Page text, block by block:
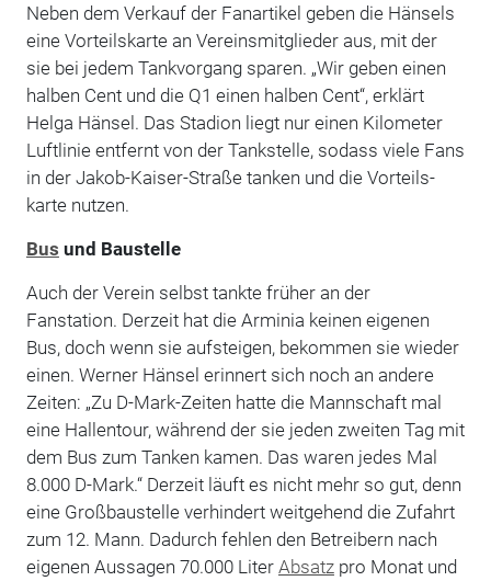
Neben dem Verkauf der Fanartikel geben die Hänsels
eine Vorteilskarte an Vereinsmitglieder aus, mit der
sie bei ­jedem Tankvorgang sparen. „Wir geben einen
halben Cent und die Q1 einen halben Cent“, erklärt
Helga Hänsel. Das Stadion liegt nur einen Kilometer
Luftlinie entfernt von der Tankstelle, sodass viele Fans
in der Jakob-Kaiser-Straße tanken und die Vorteils­
karte nutzen.
Bus und Baustelle
Auch der Verein selbst tankte früher an der
Fanstation. Derzeit hat die Arminia keinen eigenen
Bus, doch wenn sie aufsteigen, bekommen sie wieder
einen. Werner Hänsel erinnert sich noch an andere
Zeiten: „Zu D-Mark-Zeiten hatte die Mannschaft mal
eine Hallentour, während der sie jeden zweiten Tag mit
dem Bus zum Tanken kamen. Das waren jedes Mal
8.000 D-Mark.“ Derzeit läuft es nicht mehr so gut, denn
eine Großbaustelle verhindert weitgehend die Zufahrt
zum 12. Mann. Dadurch fehlen den Betreibern nach
eigenen Aussagen 70.000 Liter Absatzpro Monat und